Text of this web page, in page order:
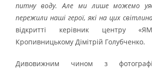
питну воду. Але ми лише можемо
пережили наші герої, які на цих
відкритті керівник центру
Кропивницькому Дімітрій Голубченко.
Дивовижним чином з